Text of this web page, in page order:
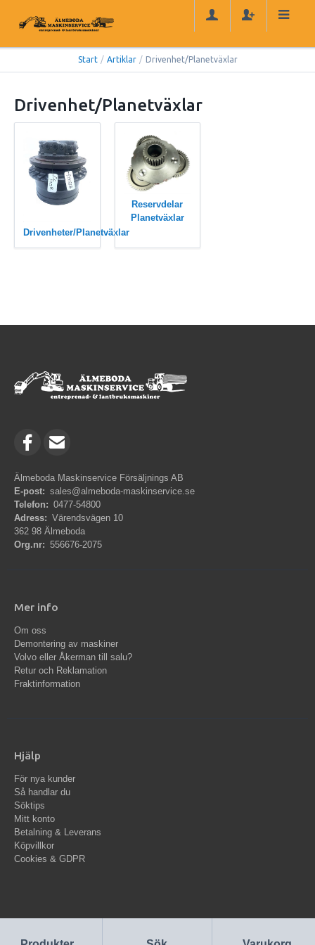
Start / Artiklar / Drivenhet/Planetväxlar
Drivenhet/Planetväxlar
Drivenheter/Planetväxlar
Reservdelar
Planetväxlar
Älmeboda Maskinservice Försäljnings AB
E-post: sales@almeboda-maskinservice.se
Telefon: 0477-54800
Adress: Värendsvägen 10
362 98 Älmeboda
Org.nr: 556676-2075
Mer info
Om oss
Demontering av maskiner
Volvo eller Åkerman till salu?
Retur och Reklamation
Fraktinformation
Hjälp
För nya kunder
Så handlar du
Söktips
Mitt konto
Betalning & Leverans
Köpvillkor
Cookies & GDPR